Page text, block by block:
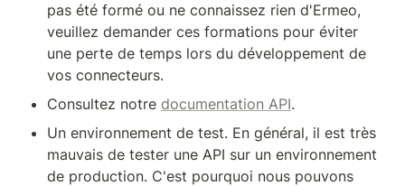
pas été formé ou ne connaissez rien d'Ermeo,
veuillez demander ces formations pour éviter
une perte de temps lors du développement de
vos connecteurs.
Consultez notre documentation API.
Un environnement de test. En général, il est très
mauvais de tester une API sur un environnement
de production. C'est pourquoi nous pouvons